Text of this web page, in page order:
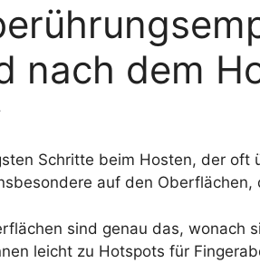
nach dem
Schritte beim Hosten, der
auf den
sind genau das, wonach
leicht zu Hotspots für